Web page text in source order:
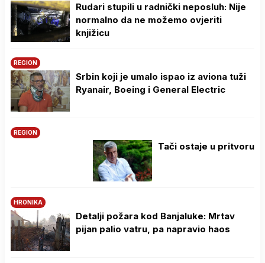
Rudari stupili u radnički neposluh: Nije
normalno da ne možemo ovjeriti
knjižicu
REGION
Srbin koji je umalo ispao iz aviona tuži
Ryanair, Boeing i General Electric
REGION
Tači ostaje u pritvoru
HRONIKA
Detalji požara kod Banjaluke: Mrtav
pijan palio vatru, pa napravio haos